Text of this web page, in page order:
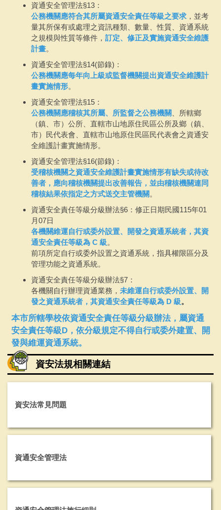
資通安全管理法§13：
公務機關應符合其所屬資通安全責任等級之要求，並考
量其所保有或處理之資訊種類、數量、性質、資通系統
之規模與性質等條件， 訂定、修正及實施資通安全維護
計畫。
資通安全管理法§14(節錄)：
公務機關應每年向上級或監督機關提出資通安全維護計
畫實施情形。
資通安全管理法§15：
公務機關應稽核其所屬、所監督之公務機關 、所轄鄉
（鎮、市）公所、直轄市山地原住民區公所及鄉（鎮、
市）民代表會、直轄市山地原住民區民代表會之資通安
全維護計畫實施情形。
資通安全管理法§16(節錄)：
受稽核機關之資通安全維護計畫實施情形有缺失或待改
善者，應向稽核機關提出改善報告，並由稽核機關連同
稽核結果依指定之方式送交主管機關 。
資通安全責任等級分級辦法§6：修正日期民國115年01
月07日
各機關維運自行或委外設置、開發之資通系統者，其資
通安全責任等級為 C 級。
前項所定自行或委外設置之資通系統，指具權限區分及
管理功能之資通系統。
資通安全責任等級分級辦法§7：
各機關自行辦理資通業務， 未維運自行或委外設置、開
發之資通系統者，其資通安全責任等級為 D 級。
本市所轄學校依資通安全責任等級分級辦法，屬資通
安全責任等級D，依分級規定不得自行或委外建置、開
發與維運資通系統。
資安法規相關連結
資安法常見問題
資通安全管理法